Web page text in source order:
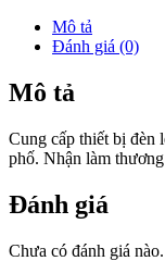
Mô tả
Đánh giá (0)
Mô tả
Cung cấp thiết bị đèn
phố. Nhận làm
Đánh giá
Chưa có đánh giá nào.